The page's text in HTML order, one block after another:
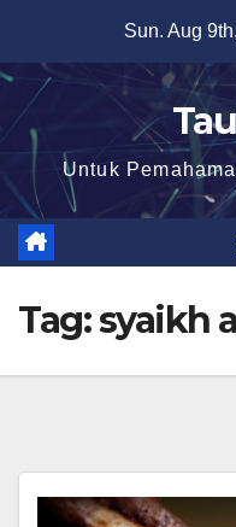
content
Sun. Aug
Untuk
Tag:syaikh